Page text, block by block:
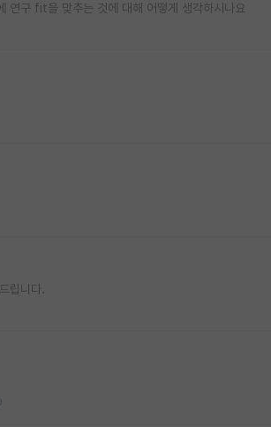
연구 fit을 맞추는 것에 대해 어떻게 생각하시나요
립니다.